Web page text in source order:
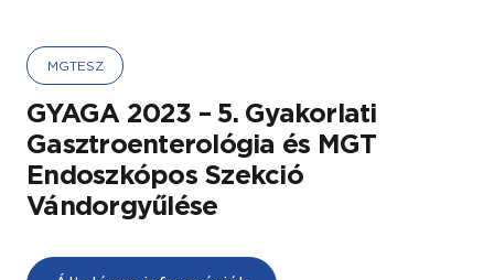
MGTESZ
GYAGA 2023 – 5. Gyakorlati
Gasztroenterológia és MGT
Endoszkópos Szekció
Vándorgyűlése